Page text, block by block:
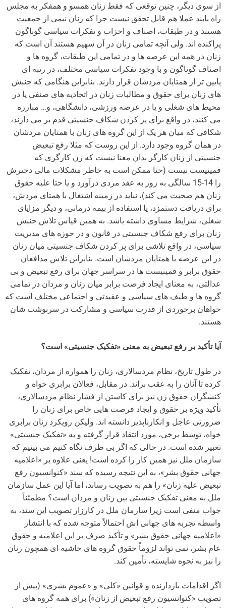
از سوی دیگر، چنین توقعی که فقط زنان همسو و همفکر به مجلس
راه یابند عملا هم قابل تحقق نیست چرا که زنان نیمی از جمعیت
هستند و در طبقات، اصناف و احزاب و تفکرات سیاسی گوناگون
پراکنده اند. ولی آنچه تمامی زنان در آن سهیم هستند آن است که
زنان در همه این عرصه ها و در تمامی این طبقات، گروه ها و
اصناف گوناگون و با وجود تفکرات سیاسی مختلف، در رتبه ای
پایین تر از همتایان مردشان قرار دارند. بنابراین هنگامی که جنبش
های زنان برای حقوق و مطالبات زنان در اتحادیه های صنفی یا در
محیط های شغلی و یا در عرصه ورزشی، دانشگاهی، و… مبارزه
می کنند، در واقع برای پر کردن شکاف جنسیتی قدم بر می دارند،
شکافی که میان هر یک از این گروه های زنان با همتایان مردشان
در همان گروه وجود دارد. از این روست که مثلا رفع تبعیض
جنسیتی از زنان کارگر بدان معنا نیست که زن کارگری که
فمینیست نیست (حتا ممکن است به خاطر مشکلات مالی دخترش
را 14-15 سالگی به زور به عقد مردی درآورد و یا حتا علیه حقوق
زنان هم صحبت می کند)، نباید در زمینه اشتغال با همتای مردش،
برای دریافت دستمزد، یا استفاده از بیمه درمانی، و دیگر مزایای
شغلی، شرایط مساوی داشته باشد. به همین قیاس تلاش جنبش
زنان برای رفع شکاف جنسیتی در قانون و در حوزه های مدیریت
سیاسی، در واقع تلاشی برای پر کردن شکاف جنسیتی میان زنان
در این عرصه با همتایان مردشان است. بنابراین تلاش مدافعان
حقوق برابر و فمینیست ها در سراسر جهان برای رفع تبعیض و بی
عدالتی، به معنای ایجاد فرصت برابر میان زنان و مردان در تمامی
گروه ها و طیف های سیاسی و عقیدتی و اجتماعی مختلف است که
خواهان برخوردی از قدرت سیاسی و مشارکت در سرنوشت شان
هستند.
آیا تأکید بر رفع تبعیض به معنی «تفکیک جنسیتی» است؟
در طول تاریخ، نظام مردسالاری، زنان را همواره از مردان، تفکیک
کرده تا آنان را به عقب براند. در مقابل، فعالان برابری خواه و
کنشگران حقوق زن نیز برای کاستن از فشار نظام مردسالاری،
تأکید ویژه بر حقوق و ایجاد فرصت هایی خاص برای زنان را
ضرورتی عاجل و انکارناپذیر دانسته اند. ولیکن رویکرد زنان برابری
خواه، توسط برخی، مورد انتقاد قرار گرفته و به «تفکیک جنسیتی»
تعبیر شده است. در حالی که اگر بی طرف نگاه کنیم می بینیم که
سازمان ملل نیز همین کار را کرده است! یعنی علاوه بر «اعلامیه
جهانی حقوق بشر»، به این نتیجه رسیده که سند «کنوانسیون رفع
تبعیض علیه زنان» را هم به تصویب رساند، اما آیا این عمل سازمان
ملل به معنی تفکیک جنسیتی بین زنان و مردان است؟ مطمئناً
جواب منفی است زیرا سازمان ملل در کارزار تصویب این سند، به
واسطه تجربه های جهانی اش احتمالاً متوجه شده که با انتشار
«اعلامیه جهانی حقوق بشر» و تأکید صرف بر این اعلامیه و حقوق
عام بشر، نمی تواند لزوماً حقوق گروه های حاشیه ای همچون زنان
را نیز به نحوه شایسته، تأمین کند.
اگر اقدامات بازدارنده و قوانین «کلی» و «عموم بشری» (پیش از
تصویب «کنوانسیون رفع تبعیض از زنان») برای همه گروه های